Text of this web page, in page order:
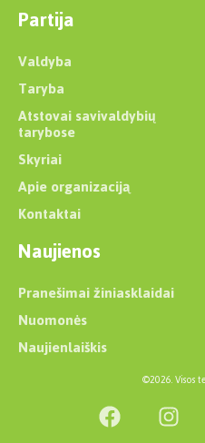
Partija
Valdyba
Taryba
Atstovai savivaldybių
tarybose
Skyriai
Apie organizaciją
Kontaktai
Naujienos
Pranešimai žiniasklaidai
Nuomonės
Naujienlaiškis
©2026. Visos